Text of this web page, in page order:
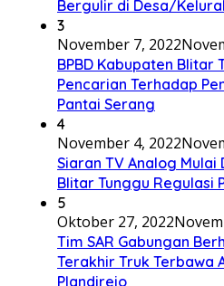
Bergulir di Desa/
3
November 7, 2022
BPBD Kabupaten Blitar
Pencarian Terhadap
Pantai Serang
4
November 4, 2022
Siaran TV Analog Mulai
Blitar Tunggu Regulasi
5
Oktober 27, 2022
Tim SAR Gabungan
Terakhir Truk Terbawa
Plandirejo